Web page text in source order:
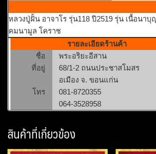
หลวงปู่ฝั้น อาจาโร รุ่น118 ปี2519 รุ่น เนื้อนา
คมนามูล โคราช
รายละเอียดร้านค้า
ชื่อ
พระอริยะอีสาน
ที่อยู่
68/1-2 ถนนประชาสโมสร
อเมือง จ. ขอนแก่น
โทร
081-8720355
064-3528958
สินค้าที่เกี่ยวข้อง